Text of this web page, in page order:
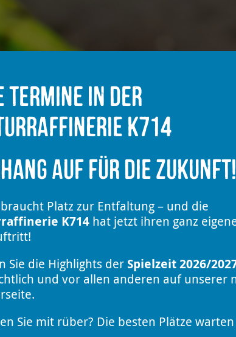
in der
K714
auf für die Zukunft!
Platz zur Entfaltung – und die
K714hat jetzt ihren ganz
Sie die Highlights der Spielzeit 2026/
und vor allen anderen auf unserer
Sie mit rüber? Die besten Plätze